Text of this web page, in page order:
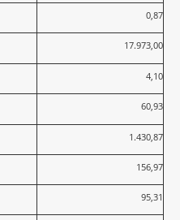
0,87
17.973,00
4,10
60,93
1.430,87
156,97
95,31